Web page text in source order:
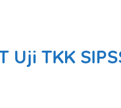
Uji TKK